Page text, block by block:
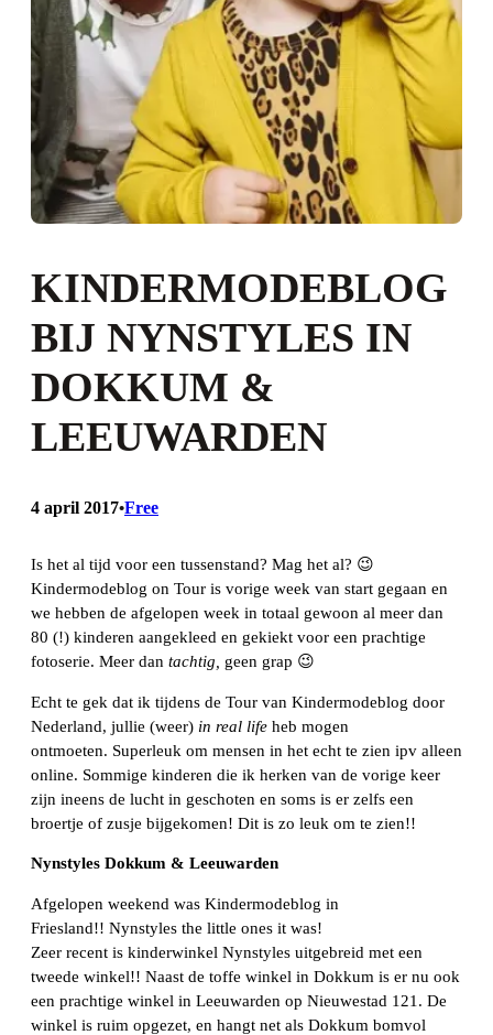
KINDERMODEBLOG
BIJ NYNSTYLES IN
DOKKUM &
LEEUWARDEN
4 april 2017•Free
Is het al tijd voor een tussenstand? Mag het al? 😉
Kindermodeblog on Tour is vorige week van start gegaan en
we hebben de afgelopen week in totaal gewoon al meer dan
80 (!) kinderen aangekleed en gekiekt voor een prachtige
fotoserie. Meer dan tachtig, geen grap 😉
Echt te gek dat ik tijdens de Tour van Kindermodeblog door
Nederland, jullie (weer) in real life heb mogen
ontmoeten. Superleuk om mensen in het echt te zien ipv alleen
online. Sommige kinderen die ik herken van de vorige keer
zijn ineens de lucht in geschoten en soms is er zelfs een
broertje of zusje bijgekomen! Dit is zo leuk om te zien!!
Nynstyles Dokkum & Leeuwarden
Afgelopen weekend was Kindermodeblog in
Friesland!! Nynstyles the little ones it was!
Zeer recent is kinderwinkel Nynstyles uitgebreid met een
tweede winkel!! Naast de toffe winkel in Dokkum is er nu ook
een prachtige winkel in Leeuwarden op Nieuwestad 121. De
winkel is ruim opgezet, en hangt net als Dokkum bomvol